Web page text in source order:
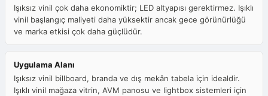
Işıksız vinil çok daha ekonomiktir; LED altyapısı gerektirmez. Işıklı
vinil başlangıç maliyeti daha yüksektir ancak gece görünürlüğü
ve marka etkisi çok daha güçlüdür.
Uygulama Alanı
Işıksız vinil billboard, branda ve dış mekân tabela için idealdir.
Işıklı vinil mağaza vitrin, AVM panosu ve lightbox sistemleri için